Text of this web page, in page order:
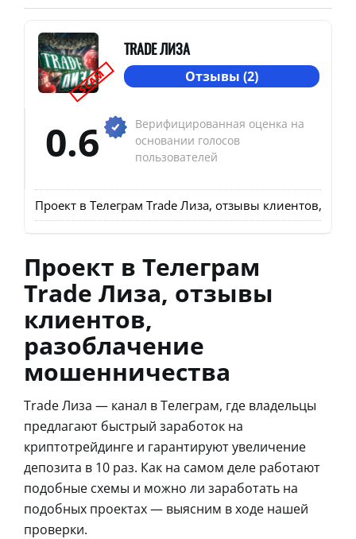
SCAM
TRADE ЛИЗА
Отзывы (2)
0.6
Верифицированная оценка на
основании голосов
пользователей
Проект в Телеграм Trade Лиза, отзывы клиентов,
Проект в Телеграм
Trade Лиза, отзывы
клиентов,
разоблачение
мошенничества
Trade Лиза — канал в Телеграм, где владельцы
предлагают быстрый заработок на
криптотрейдинге и гарантируют увеличение
депозита в 10 раз. Как на самом деле работают
подобные схемы и можно ли заработать на
подобных проектах — выясним в ходе нашей
проверки.